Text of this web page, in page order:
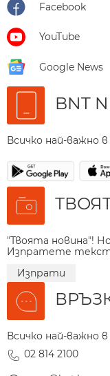
Facebook
YouTube
Google News
BNT
Всичко най-важно
"Твоята новина"!
Изпратете
Изпрати
Всичко най-важно
02 814 2100